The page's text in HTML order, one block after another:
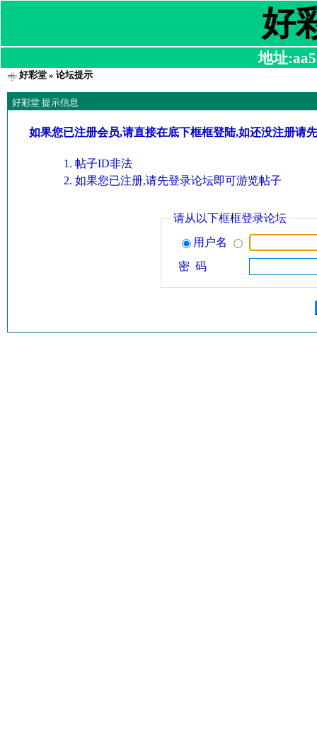
好
地址
好彩堂» 论坛提示
好彩堂 提示信息
如果您已注册会员,请直接在底下框框登陆,如还没注册请
帖子ID非法
如果您已注册,请先登录论坛即可游览帖子
请从以下框框登录论坛
用户名
密 码